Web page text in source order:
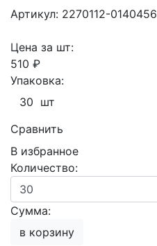
Артикул: 2270112-0140456
Цена за шт:
510 ₽
Упаковка:
30 шт
Сравнить
В избранное
Количество:
Сумма:
в корзину